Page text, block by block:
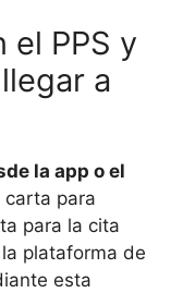
el PPS y
a
la app o el
carta para
para la cita
plataforma de
esta